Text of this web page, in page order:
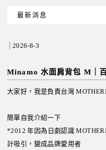
最新消息
2026-8-3
Minamo 水面肩背包 M｜
大家好，我是負責台灣
簡單自我介紹一下
*2012 年因為日劇認識
計吸引，變成品牌愛用者